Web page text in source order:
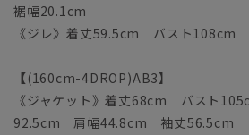
裾幅20.1cm
《ジレ》着丈59.5cm バスト108cm
【(160cm-4DROP)AB3】
《ジャケット》着丈68cm バスト
92.5cm 肩幅44.8cm 袖丈56.5cm